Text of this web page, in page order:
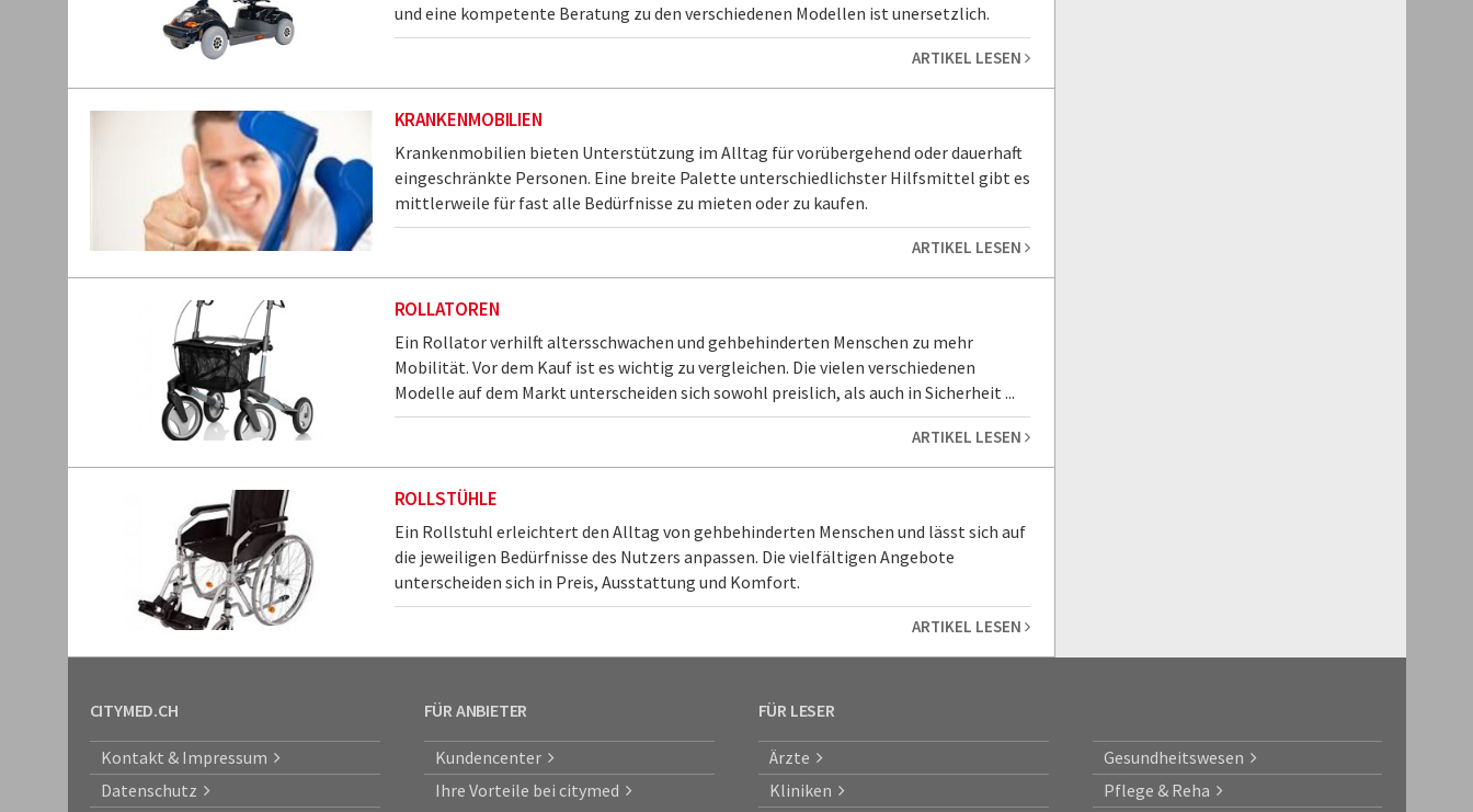
und eine kompetente Beratung zu den verschiedenen Modellen ist unersetzlich.
ARTIKEL LESEN
KRANKENMOBILIEN
Krankenmobilien bieten Unterstützung im Alltag für vorübergehend oder dauerhaft
eingeschränkte Personen. Eine breite Palette unterschiedlichster Hilfsmittel gibt es
mittlerweile für fast alle Bedürfnisse zu mieten oder zu kaufen.
ARTIKEL LESEN
ROLLATOREN
Ein Rollator verhilft altersschwachen und gehbehinderten Menschen zu mehr
Mobilität. Vor dem Kauf ist es wichtig zu vergleichen. Die vielen verschiedenen
Modelle auf dem Markt unterscheiden sich sowohl preislich, als auch in Sicherheit ...
ARTIKEL LESEN
ROLLSTÜHLE
Ein Rollstuhl erleichtert den Alltag von gehbehinderten Menschen und lässt sich auf
die jeweiligen Bedürfnisse des Nutzers anpassen. Die vielfältigen Angebote
unterscheiden sich in Preis, Ausstattung und Komfort.
ARTIKEL LESEN
CITYMED.CH
Kontakt & Impressum
Datenschutz
FÜR ANBIETER
Kundencenter
Ihre Vorteile bei citymed
FÜR LESER
Ärzte
Kliniken
Gesundheitswesen
Pflege & Reha